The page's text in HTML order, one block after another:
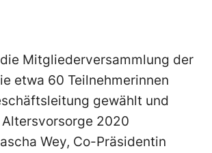
Mitgliederversammlung der
etwa 60 Teilnehmerinnen
gewählt und
2020
Wey, Co-Präsidentin